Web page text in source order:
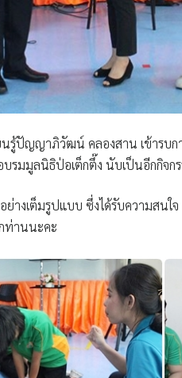
นรู้ปัญญาภิวัฒน์ คลองสาน เข้ารบ
มมูลนิธิป่อเต็กตึ๊ง นับเป็นอีกกิจก
างเต็มรูปแบบ ซึ่งได้รับความสนใ
ท่านนะคะ